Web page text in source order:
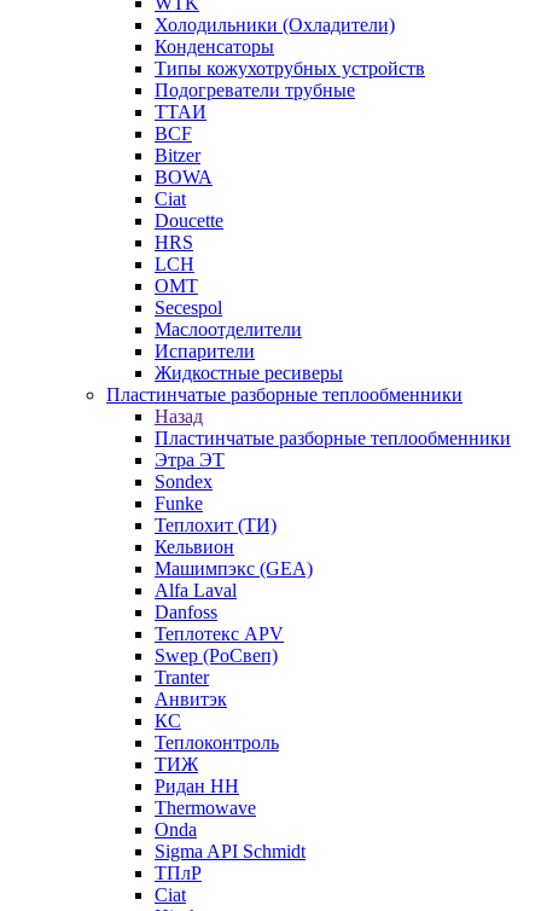
Холодильники (Охладители)
Конденсаторы
Типы кожухотрубных устройств
Подогреватели трубные
ТТАИ
BCF
Bitzer
BOWA
Ciat
Doucette
HRS
LCH
OMT
Secespol
Маслоотделители
Испарители
Жидкостные ресиверы
Пластинчатые разборные теплообменники
Назад
Пластинчатые разборные теплообменники
Этра ЭТ
Sondex
Funke
Теплохит (ТИ)
Кельвион
Машимпэкс (GEA)
Alfa Laval
Danfoss
Теплотекс APV
Swep (РоСвеп)
Tranter
Анвитэк
КС
Теплоконтроль
ТИЖ
Ридан НН
Thermowave
Onda
Sigma API Schmidt
ТПлР
Ciat